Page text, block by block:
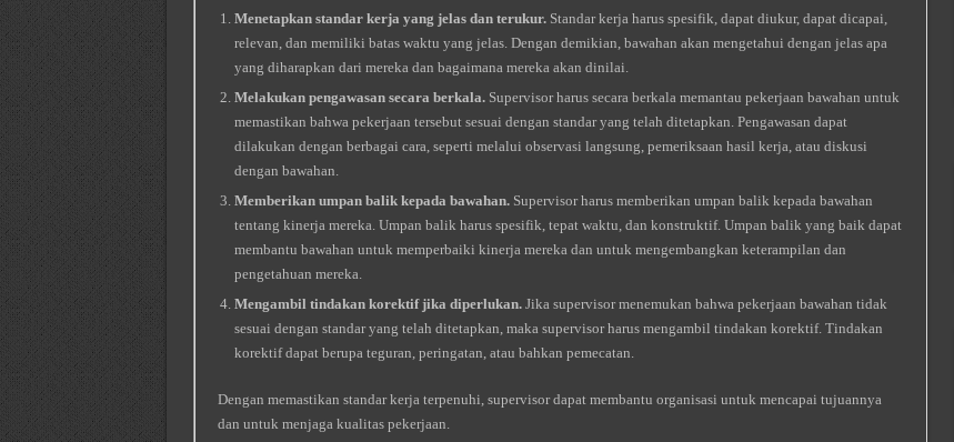
Menetapkan standar kerja yang jelas dan terukur.Standar kerja harus spesifik, dapat diukur, dapat dicapai,
relevan, dan memiliki batas waktu yang jelas. Dengan demikian, bawahan akan mengetahui dengan jelas apa
yang diharapkan dari mereka dan bagaimana mereka akan dinilai.
Melakukan pengawasan secara berkala.Supervisor harus secara berkala memantau pekerjaan bawahan untuk
memastikan bahwa pekerjaan tersebut sesuai dengan standar yang telah ditetapkan. Pengawasan dapat
dilakukan dengan berbagai cara, seperti melalui observasi langsung, pemeriksaan hasil kerja, atau diskusi
dengan bawahan.
Memberikan umpan balik kepada bawahan.Supervisor harus memberikan umpan balik kepada bawahan
tentang kinerja mereka. Umpan balik harus spesifik, tepat waktu, dan konstruktif. Umpan balik yang baik dapat
membantu bawahan untuk memperbaiki kinerja mereka dan untuk mengembangkan keterampilan dan
pengetahuan mereka.
Mengambil tindakan korektif jika diperlukan.Jika supervisor menemukan bahwa pekerjaan bawahan tidak
sesuai dengan standar yang telah ditetapkan, maka supervisor harus mengambil tindakan korektif. Tindakan
korektif dapat berupa teguran, peringatan, atau bahkan pemecatan.
Dengan memastikan standar kerja terpenuhi, supervisor dapat membantu organisasi untuk mencapai tujuannya
dan untuk menjaga kualitas pekerjaan.